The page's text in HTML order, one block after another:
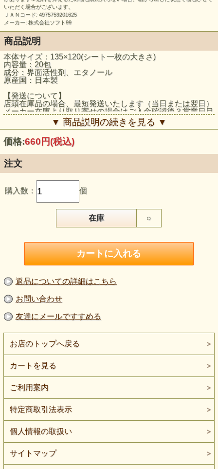
いただく場合がございます。
ＪＡＮコード: 4975759201625
メーカー: 株式会社ソフト99
商品説明
本体サイズ：135×120(シート一枚の大きさ)
内容量：20包
成分：界面活性剤、エタノール
原産国：日本製
【発送について】
店頭在庫品の場合、最短発送いたします（当日または翌日）
メーカー在庫より取り寄せの場合はご入金確認後３営業日目
（土日祝日除く）の発送となります。
メーカー在庫の変動により、ご注文いただいたタイミングに
よっては商品をご用意できない場合があります。
在庫がない場合は代替品のご提案、または納期の連絡を致し
お急ぎの方は予めメールにてご希望の品番が在庫にあるかご
連絡ください。
▼ 商品説明の続きを見る ▼
価格:660円(税込)
注文
購入数： 個
在庫 ○
返品についての詳細はこちら
お問い合わせ
友達にメールですすめる
お店のトップへ戻る
カートを見る
ご利用案内
特定商取引法表示
個人情報の取扱い
サイトマップ